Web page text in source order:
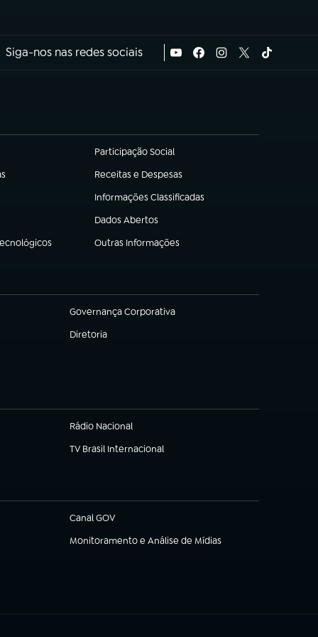
Siga-nos nas redes sociais
Participação Social
(abre em nova aba)
Receitas e Despesas
(abre em nova aba)
Informações Classificadas
(abre em nova aba)
Dados Abertos
(abre em nova aba)
Outras Informações
(abre em nova aba)
Governança Corporativa
(abre em nova aba)
Diretoria
(abre em nova aba)
Rádio Nacional
TV Brasil Internacional
(abre em nova aba)
Canal GOV
(abre em nova aba)
Monitoramento e Análise de Mídias
(abre em nova aba)